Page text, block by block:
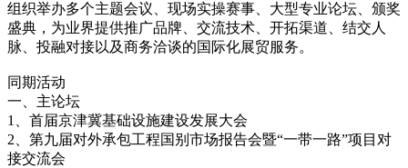
组织举办多个主题会议、现场实操赛事、大型专业论坛、颁奖
盛典，为业界提供推广品牌、交流技术、开拓渠道、结交人
脉、投融对接以及商务洽谈的国际化展贸服务。
同期活动
一、主论坛
1、首届京津冀基础设施建设发展大会
2、第九届对外承包工程国别市场报告会暨“一带一路”项目对
接交流会